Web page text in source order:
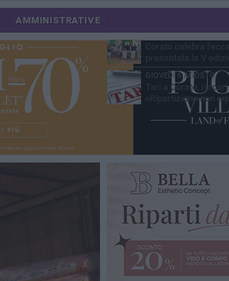
AMMINISTRATIVE
Gelato di San
MERCOLEDÌ 5 AGOSTO
Ulivi"
GIOVEDÌ 6 AGOSTO
Tari a Corato,
«Ripartizione non